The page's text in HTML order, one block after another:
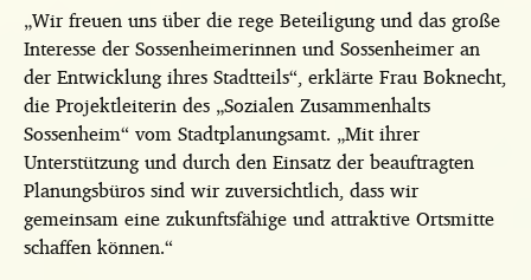
„Wir freuen uns über die rege Beteiligung und das große
Interesse der Sossenheimerinnen und Sossenheimer an
der Entwicklung ihres Stadtteils“, erklärte Frau Boknecht,
die Projektleiterin des „Sozialen Zusammenhalts
Sossenheim“ vom Stadtplanungsamt. „Mit ihrer
Unterstützung und durch den Einsatz der beauftragten
Planungsbüros sind wir zuversichtlich, dass wir
gemeinsam eine zukunftsfähige und attraktive Ortsmitte
schaffen können.“